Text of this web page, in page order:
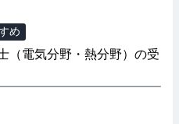
め
（電気分野・熱分野）の受